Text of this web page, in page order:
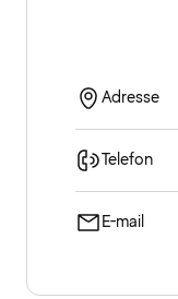
Adresse
Telefon
E-mail